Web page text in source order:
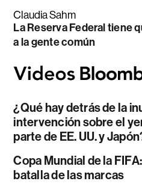
Claudia Sahm
La Reserva Federal tiene
a la gente común
¿Qué hay detrás de la
intervención sobre el
parte de EE. UU. y
Copa Mundial de la
batalla de las marcas